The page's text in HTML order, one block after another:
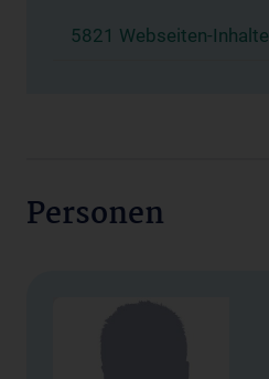
5821 Webseiten-Inhalte
Personen